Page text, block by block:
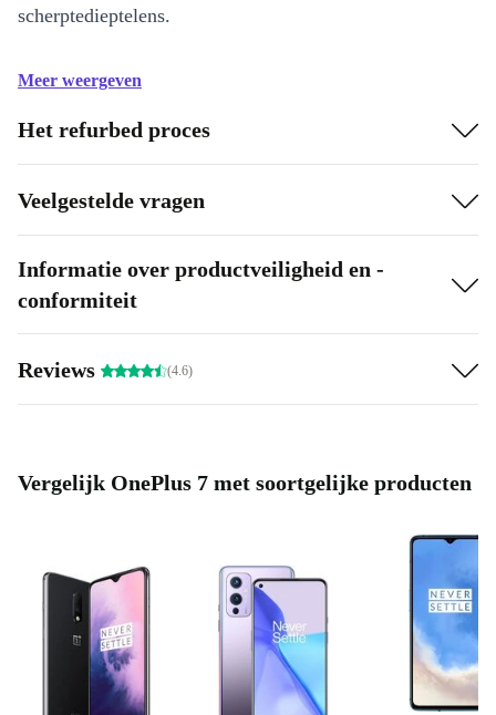
scherptedieptelens.
Meer weergeven
Het refurbed proces
Veelgestelde vragen
Informatie over productveiligheid en -
conformiteit
Reviews (4.6)
Vergelijk OnePlus 7 met soortgelijke producten